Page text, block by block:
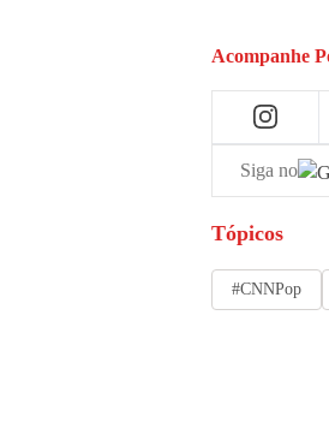
Acompanhe
Siga no
Tópicos
#CNNPop